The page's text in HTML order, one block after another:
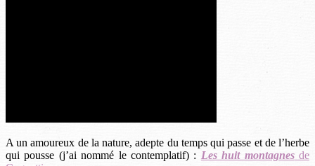
A un amoureux de la nature, adepte du temps qui passe et de l’herbe
qui pousse (j’ai nommé le contemplatif) : Les huit montagnesde